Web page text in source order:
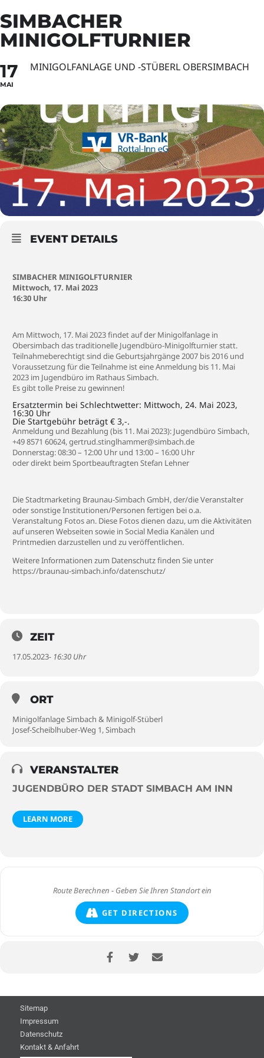
SIMBACHER
MINIGOLFTURNIER
17
MAI
MINIGOLFANLAGE UND -STÜBERL OBERSIMBACH
EVENT DETAILS
SIMBACHER MINIGOLFTURNIER
Mittwoch, 17. Mai 2023
16:30 Uhr
Am Mittwoch, 17. Mai 2023 findet auf der Minigolfanlage in
Obersimbach das traditionelle Jugendbüro-Minigolfturnier statt.
Teilnahmeberechtigt sind die Geburtsjahrgänge 2007 bis 2016 und
Voraussetzung für die Teilnahme ist eine Anmeldung bis 11. Mai
2023 im Jugendbüro im Rathaus Simbach.
Es gibt tolle Preise zu gewinnen!
Ersatztermin bei Schlechtwetter: Mittwoch, 24. Mai 2023,
16:30 Uhr
Die Startgebühr beträgt € 3,-.
Anmeldung und Bezahlung (bis 11. Mai 2023): Jugendbüro Simbach,
+49 8571 60624, gertrud.stinglhammer@simbach.de
Donnerstag: 08:30 – 12:00 Uhr und 13:00 – 16:00 Uhr
oder direkt beim Sportbeauftragten Stefan Lehner
Die Stadtmarketing Braunau-Simbach GmbH, der/die Veranstalter
oder sonstige Institutionen/Personen fertigen bei o.a.
Veranstaltung Fotos an. Diese Fotos dienen dazu, um die Aktivitäten
auf unseren Webseiten sowie in Social Media Kanälen und
Printmedien darzustellen und zu veröffentlichen.
Weitere Informationen zum Datenschutz finden Sie unter
https://braunau-simbach.info/datenschutz/
ZEIT
17.05.2023- 16:30 Uhr
ORT
Minigolfanlage Simbach & Minigolf-Stüberl
Josef-Scheiblhuber-Weg 1, Simbach
VERANSTALTER
JUGENDBÜRO DER STADT SIMBACH AM INN
LEARN MORE
GET DIRECTIONS
Sitemap
Impressum
Datenschutz
Kontakt & Anfahrt